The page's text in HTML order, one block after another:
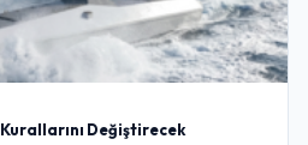
Kurallarını Değiştirecek